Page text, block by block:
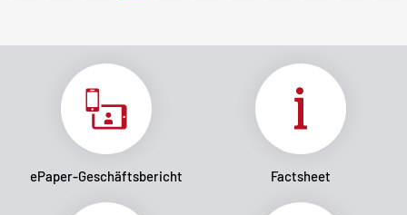
ePaper-Geschäftsbericht Factsheet